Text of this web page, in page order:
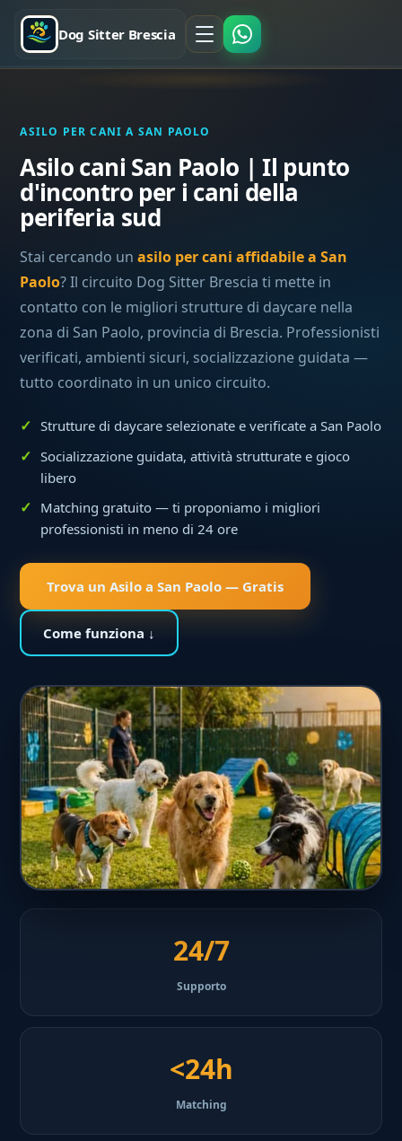
Dog Sitter Brescia
ASILO PER CANI A SAN PAOLO
Asilo cani San Paolo | Il punto
d'incontro per i cani della
periferia sud
Stai cercando unasilo per cani affidabile a San
Paolo? Il circuito Dog Sitter Brescia ti mette in
contatto con le migliori strutture di daycare nella
zona di San Paolo, provincia di Brescia. Professionisti
verificati, ambienti sicuri, socializzazione guidata —
tutto coordinato in un unico circuito.
Strutture di daycare selezionate e verificate a San Paolo
Socializzazione guidata, attività strutturate e gioco
libero
Matching gratuito — ti proponiamo i migliori
professionisti in meno di 24 ore
Trova un Asilo a San Paolo — Gratis
Come funziona ↓
24/7
Supporto
<24h
Matching